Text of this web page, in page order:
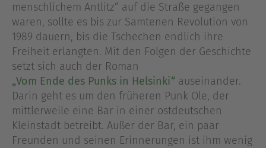
menschlichem Antlitz“ auf die Straße gegangen
waren, sollte es bis zur Samtenen Revolution von
1989 dauern, bis die Tschechen endlich ihre
Freiheit erlangten. Mit den Folgen der Geschichte
setzt sich auch der Roman
„Vom Ende des Punks in Helsinki“ auseinander.
Darin geht es um den früheren Punk Ole, der
mittlerweile eine Bar in einer ostdeutschen
Kleinstadt betreibt. Außer der Bar, ein paar
Freunden und seinen Erinnerungen ist ihm wenig